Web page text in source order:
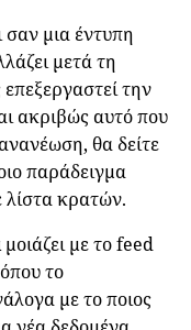
σαν μια έντυπη
μετά τη
την
ακριβώς αυτό που
θα δείτε
παράδειγμα
λίστα κρατών.
μοιάζει με το feed
το
με το ποιος